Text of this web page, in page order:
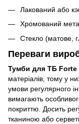
Лакований або
Хромований
Стекло (матове,
Переваги
Тумби для ТБ Forte
матеріалів, тому у
умови регулярного
вимагають
покриттю. Досить
тканиною або